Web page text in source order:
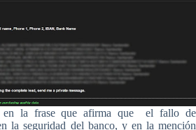
en la frase que afirma que el fallo de
la seguridad del banco, y en la mención